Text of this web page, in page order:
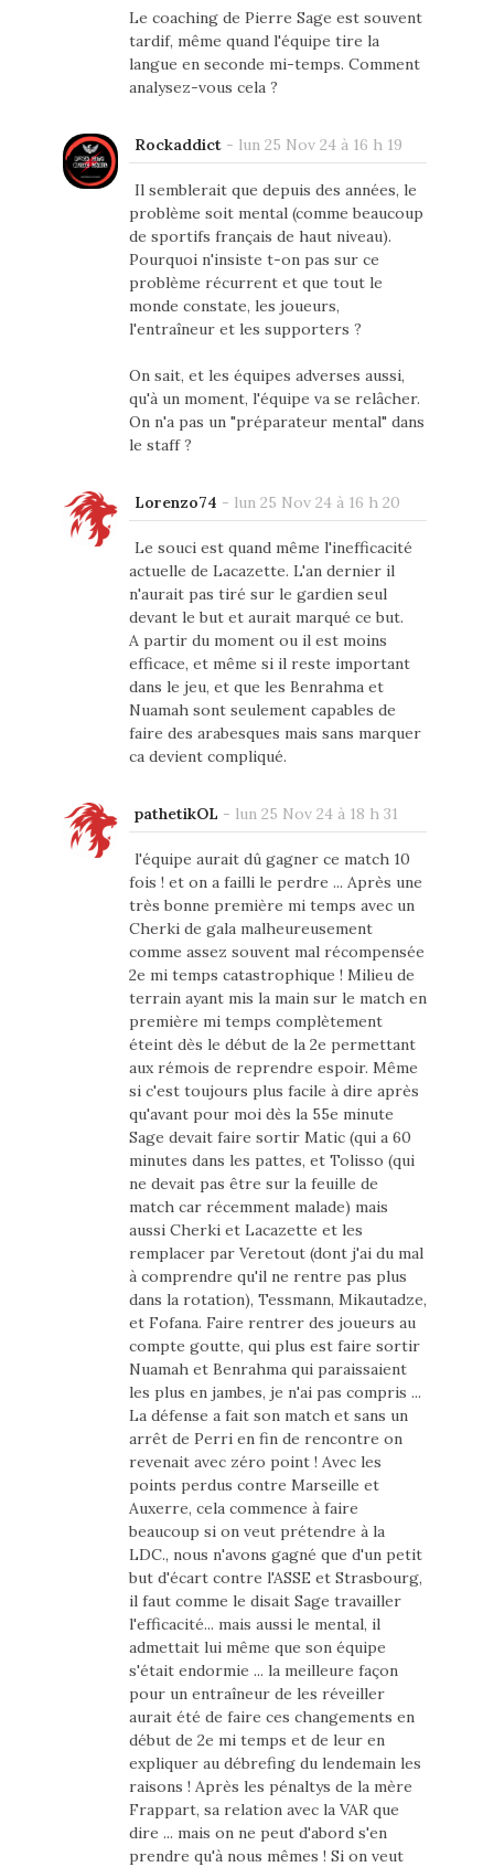
Le coaching de Pierre Sage est souvent
tardif, même quand l'équipe tire la
langue en seconde mi-temps. Comment
analysez-vous cela ?
Rockaddict- lun 25 Nov 24 à 16 h 19
Il semblerait que depuis des années, le
problème soit mental (comme beaucoup
de sportifs français de haut niveau).
Pourquoi n'insiste t-on pas sur ce
problème récurrent et que tout le
monde constate, les joueurs,
l'entraîneur et les supporters ?
On sait, et les équipes adverses aussi,
qu'à un moment, l'équipe va se relâcher.
On n'a pas un "préparateur mental" dans
le staff ?
Lorenzo74 - lun 25 Nov 24 à 16 h 20
Le souci est quand même l'inefficacité
actuelle de Lacazette. L'an dernier il
n'aurait pas tiré sur le gardien seul
devant le but et aurait marqué ce but.
A partir du moment ou il est moins
efficace, et même si il reste important
dans le jeu, et que les Benrahma et
Nuamah sont seulement capables de
faire des arabesques mais sans marquer
ca devient compliqué.
pathetikOL - lun 25 Nov 24 à 18 h 31
l'équipe aurait dû gagner ce match 10
fois ! et on a failli le perdre ... Après une
très bonne première mi temps avec un
Cherki de gala malheureusement
comme assez souvent mal récompensée
2e mi temps catastrophique ! Milieu de
terrain ayant mis la main sur le match en
première mi temps complètement
éteint dès le début de la 2e permettant
aux rémois de reprendre espoir. Même
si c'est toujours plus facile à dire après
qu'avant pour moi dès la 55e minute
Sage devait faire sortir Matic (qui a 60
minutes dans les pattes, et Tolisso (qui
ne devait pas être sur la feuille de
match car récemment malade) mais
aussi Cherki et Lacazette et les
remplacer par Veretout (dont j'ai du mal
à comprendre qu'il ne rentre pas plus
dans la rotation), Tessmann, Mikautadze,
et Fofana. Faire rentrer des joueurs au
compte goutte, qui plus est faire sortir
Nuamah et Benrahma qui paraissaient
les plus en jambes, je n'ai pas compris ...
La défense a fait son match et sans un
arrêt de Perri en fin de rencontre on
revenait avec zéro point ! Avec les
points perdus contre Marseille et
Auxerre, cela commence à faire
beaucoup si on veut prétendre à la
LDC., nous n'avons gagné que d'un petit
but d'écart contre l'ASSE et Strasbourg,
il faut comme le disait Sage travailler
l'efficacité... mais aussi le mental, il
admettait lui même que son équipe
s'était endormie ... la meilleure façon
pour un entraîneur de les réveiller
aurait été de faire ces changements en
début de 2e mi temps et de leur en
expliquer au débrefing du lendemain les
raisons ! Après les pénaltys de la mère
Frappart, sa relation avec la VAR que
dire ... mais on ne peut d'abord s'en
prendre qu'à nous mêmes ! Si on veut